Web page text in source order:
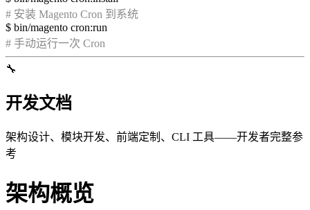
# 安装 Magento Cron 到系统
$ bin/magento cron:run
# 手动运行一次 Cron
🔧
开发文档
架构设计、模块开发、前端定制、CLI 工具——开发者完整参
考
架构概览